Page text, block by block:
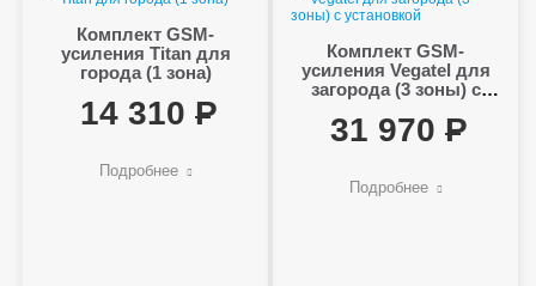
Комплект GSM-
усиления Titan для
города (1 зона)
14 310
Подробнее
Комплект GSM-
усиления Vegatel для
загорода (3 зоны) с
31 970
Подробнее